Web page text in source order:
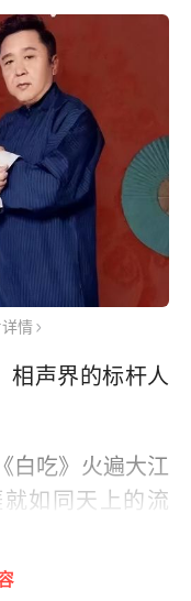
情
相声界的标杆人
白吃》火遍大江
如同天上的流
落。